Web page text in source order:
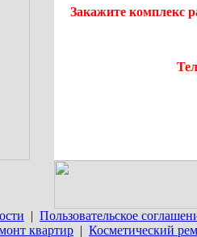
Закажите комплекс
| Пользовательское
квартир | Косметический